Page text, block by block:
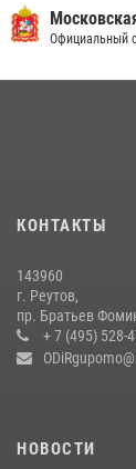
федеральном
22 июля 2026, 14:15
18 июля 2026, 07:03
сотрудников
препятствий со
14 июля 2026, 15:13
Официальный
КОНТАКТЫ
143960
г. Реутов,
пр. Братьев
+ 7 (495) 528-
НОВОСТИ